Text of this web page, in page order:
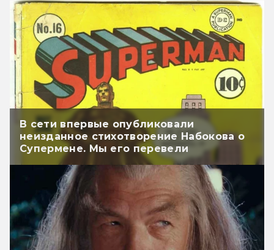
В сети впервые опубликовали
неизданное стихотворение Набокова о
Супермене. Мы его перевели